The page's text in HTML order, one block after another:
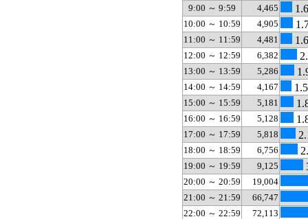
9:00 ～ 9:59 4,465
10:00 ～ 10:59 4,905
11:00 ～ 11:59 4,481
12:00 ～ 12:59 6,382
13:00 ～ 13:59 5,286
14:00 ～ 14:59 4,167
15:00 ～ 15:59 5,181
16:00 ～ 16:59 5,128
17:00 ～ 17:59 5,818
18:00 ～ 18:59 6,756
19:00 ～ 19:59 9,125
20:00 ～ 20:59
19,004
21:00 ～ 21:59
66,747
22:00 ～ 22:59
72,113